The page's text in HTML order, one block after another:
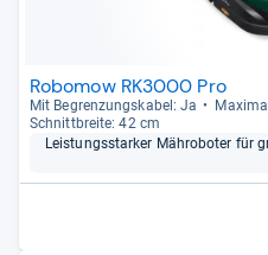
Robomow RK3000 Pro
Mit Begren­zungs­ka­bel: Ja
Schnitt­breite: 42 cm
Leis­tungs­star­ker Mähro­bo­ter für